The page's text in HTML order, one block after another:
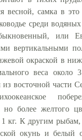
весной, самка в это
среди
или
вертикальными
окраской в
веса около
восточной части
но более желтого
кг. К другим
окунь и белый